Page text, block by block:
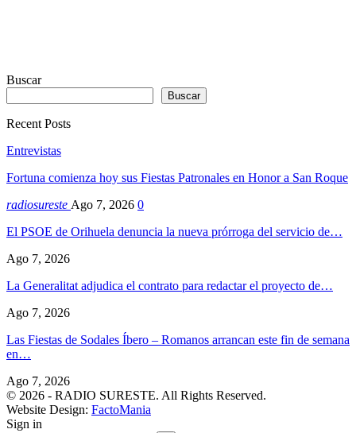
Buscar
Buscar
Recent Posts
Entrevistas
Fortuna comienza hoy sus Fiestas Patronales en Honor a San Roque
radiosureste Ago 7, 2026 0
El PSOE de Orihuela denuncia la nueva prórroga del servicio de…
Ago 7, 2026
La Generalitat adjudica el contrato para redactar el proyecto de…
Ago 7, 2026
Las Fiestas de Sodales Íbero – Romanos arrancan este fin de semana
en…
Ago 7, 2026
© 2026 - RADIO SURESTE. All Rights Reserved.
Website Design: FactoMania
Sign in